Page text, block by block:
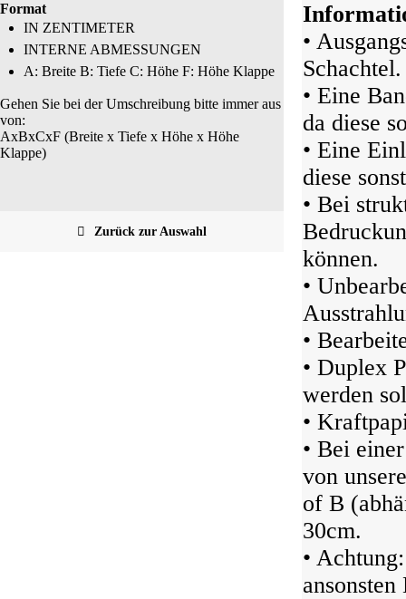
Format
IN ZENTIMETER
INTERNE ABMESSUNGEN
A: Breite B: Tiefe C: Höhe F: Höhe Klappe
Gehen Sie bei der Umschreibung bitte immer aus
von:
AxBxCxF (Breite x Tiefe x Höhe x Höhe
Klappe)
Zurück zur Auswahl
•
Schachtel.
• Eine
da diese
• Eine
diese
• Bei
können.
•
•
• Duplex
werden
•
• Bei
von
of B
30cm.
•